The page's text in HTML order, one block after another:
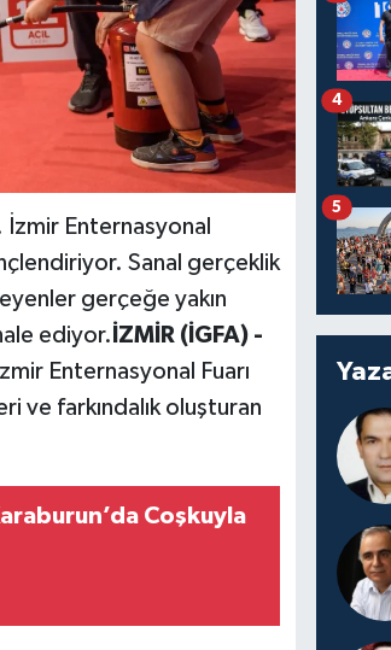
İzmir Enternasyonal
Sanal gerçeklik
gerçeğe yakın
ediyor. İZMİR (İGFA) -
Enternasyonal Fuarı
ve farkındalık oluşturan
Coşkuyla
4
5